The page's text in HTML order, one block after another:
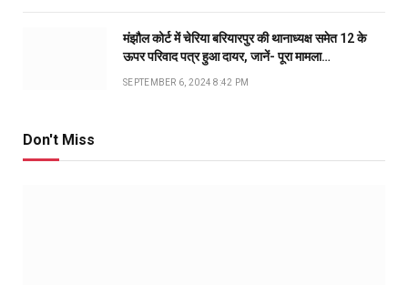
मंझौल कोर्ट में चेरिया बरियारपुर की थानाध्यक्ष समेत 12 के
ऊपर परिवाद पत्र हुआ दायर, जानें- पूरा मामला…
SEPTEMBER 6, 2024 8:42 PM
Don't Miss